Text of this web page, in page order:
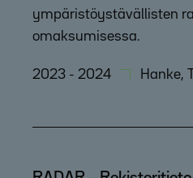
ympäristöystävällisten
omaksumisessa.
2023 - 2024 Hanke,